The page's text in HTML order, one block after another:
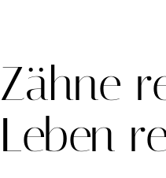
Zähne
Leben